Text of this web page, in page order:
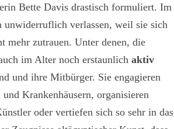
Bette Davis drastisch formuliert. Im
unwiderruflich verlassen, weil sie sich
mehr zutrauen. Unter denen, die
im Alter noch erstaunlich aktiv
und ihre Mitbürger. Sie engagieren
Krankenhäusern, organisieren
oder vertiefen sich so sehr in das